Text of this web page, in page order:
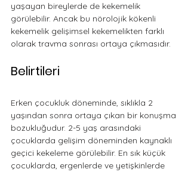
yaşayan bireylerde de kekemelik
görülebilir. Ancak bu nörolojik kökenli
kekemelik gelişimsel kekemelikten farklı
olarak travma sonrası ortaya çıkmasıdır.
Belirtileri
Erken çocukluk döneminde, sıklıkla 2
yaşından sonra ortaya çıkan bir konuşma
bozukluğudur. 2-5 yaş arasındaki
çocuklarda gelişim döneminden kaynaklı
geçici kekeleme görülebilir. En sık küçük
çocuklarda, ergenlerde ve yetişkinlerde